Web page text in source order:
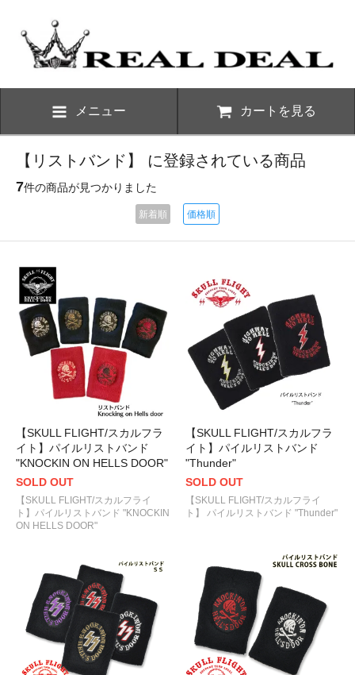
メニュー カートを見る
【リストバンド】 に登録されている商品
7件の商品が見つかりました
新着順 価格順
【SKULL FLIGHT/スカルフラ
イト】パイルリストバンド
"KNOCKIN ON HELLS DOOR"
SOLD OUT
【SKULL FLIGHT/スカルフライ
ト】パイルリストバンド "KNOCKIN
ON HELLS DOOR"
【SKULL FLIGHT/スカルフラ
イト】パイルリストバンド
"Thunder"
SOLD OUT
【SKULL FLIGHT/スカルフライ
ト】 パイルリストバンド "Thunder"